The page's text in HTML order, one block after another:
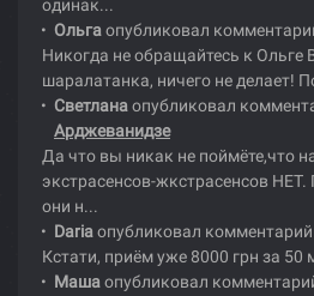
одинак...
Ольгаопубликовал
Никогда не обращайтесь к Ольге
шаралатанка, ничего не делает!
Светланаопубликовал
Арджеванидзе
Да что вы никак не поймёте,что
экстрасенсов-жкстрасенсов
они н...
Dariaопубликовал комментарий
Кстати, приём уже 8000 грн за 50
Машаопубликовал